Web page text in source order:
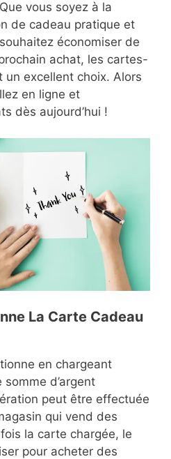
vous soyez à la
de cadeau pratique et
économiser de
achat, les cartes-
un excellent choix. Alors
en ligne et
dès aujourd’hui !
La Carte Cadeau
en chargeant
somme d’argent
peut être effectuée
qui vend des
la carte chargée, le
pour acheter des